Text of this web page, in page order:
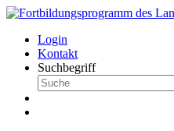
Login
Kontakt
Suchbegriff